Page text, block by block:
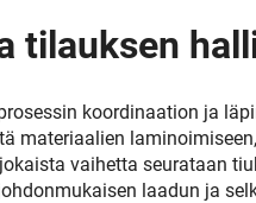
tilauksen
koordinaation ja
materiaalien
vaihetta seurataan
laadun ja